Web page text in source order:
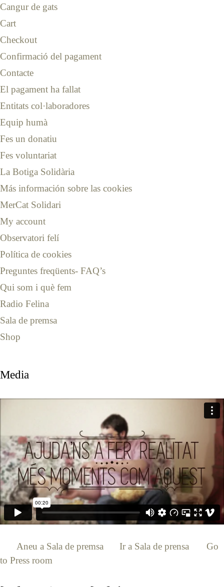
Cangur de gats
Cart
Checkout
Confirmació del pagament
Contacte
El pagament ha fallat
Entitats col·laboradores
Equip humà
Fes un donatiu
Fes voluntariat
La Botiga Solidària
Más información sobre las cookies
MerCat Solidari
My account
Observatori felí
Política de cookies
Preguntes freqüents- FAQ’s
Qui som i què fem
Radio Felina
Sala de premsa
Shop
Media
Aneu a Sala de premsa Ir a Sala de prensa
Go
to Press room